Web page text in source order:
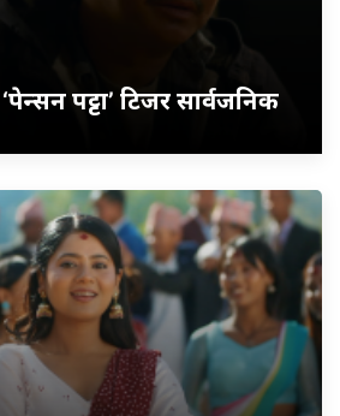
पट्टा’ टिजर सार्वजनिक